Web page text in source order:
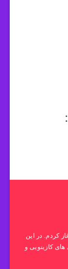
آغاز کردم. در این
کازینویی و